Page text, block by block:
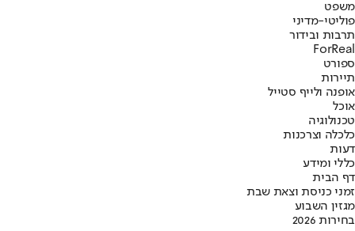
משפט
פוליטי-מדיני
תרבות ובידור
ForReal
ספורט
תיירות
אופנה ולייף סטייל
אוכל
טכנולוגיה
כלכלה וצרכנות
דעות
כללי ומידע
דף הבית
זמני כניסת וצאת שבת
מגזין השבוע
בחירות 2026